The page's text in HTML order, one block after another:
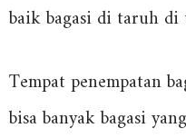
baik bagasi di taruh di
Tempat penempatan
bisa banyak bagasi